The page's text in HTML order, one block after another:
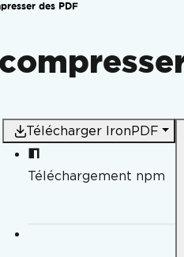
des PDF
Télécharger IronPDF
Téléchargement npm